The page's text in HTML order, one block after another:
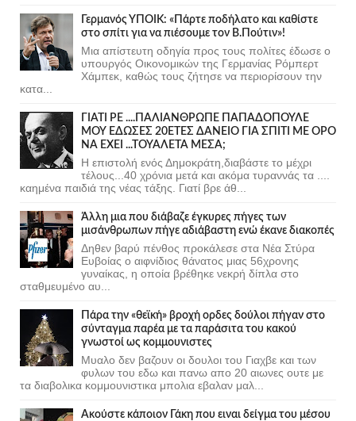
Γερμανός ΥΠΟΙΚ: «Πάρτε ποδήλατο και καθίστε
στο σπίτι για να πιέσουμε τον Β.Πούτιν»!
Μια απίστευτη οδηγία προς τους πολίτες έδωσε ο
υπουργός Οικονομικών της Γερμανίας Ρόμπερτ
Χάμπεκ, καθώς τους ζήτησε να περιορίσουν την
κατα...
ΓΙΑΤΙ ΡΕ ....ΠΑΛΙΑΝΘΡΩΠΕ ΠΑΠΑΔΟΠΟΥΛΕ
ΜΟΥ ΕΔΩΣΕΣ 20ΕΤΕΣ ΔΑΝΕΙΟ ΓΙΑ ΣΠΙΤΙ ΜΕ ΟΡΟ
ΝΑ ΕΧΕΙ ...ΤΟΥΑΛΕΤΑ ΜΕΣΑ;
Η επιστολή ενός Δημοκράτη,διαβάστε το μέχρι
τέλους...40 χρόνια μετά και ακόμα τυραννάς τα ....
καημένα παιδιά της νέας τάξης. Γιατί βρε άθ...
Άλλη μια που διάβαζε έγκυρες πήγες των
μισάνθρωπων πήγε αδιάβαστη ενώ έκανε διακοπές
Δηθεν βαρύ πένθος προκάλεσε στα Νέα Στύρα
Ευβοίας ο αιφνίδιος θάνατος μιας 56χρονης
γυναίκας, η οποία βρέθηκε νεκρή δίπλα στο
σταθμευμένο αυ...
Πάρα την «θεϊκή» βροχή ορδες δούλοι πήγαν στο
σύνταγμα παρέα με τα παράσιτα του κακού
γνωστοί ως κομμουνιστες
Μυαλο δεν βαζουν οι δουλοι του Γιαχβε και των
φυλων του εδω και πανω απο 20 αιωνες ουτε με
τα διαβολικα κομμουνιστικα μπολια εβαλαν μαλ...
Ακούστε κάποιον Γάκη που ειναι δείγμα του μέσου